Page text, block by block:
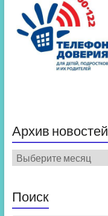
Архив новостей
Архив
новостей
Поиск